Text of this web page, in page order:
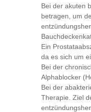
Bei der akuten
betragen, um
Ein
da es sich um
Bei der
Alphablocker
Bei der
Therapie. Ziel